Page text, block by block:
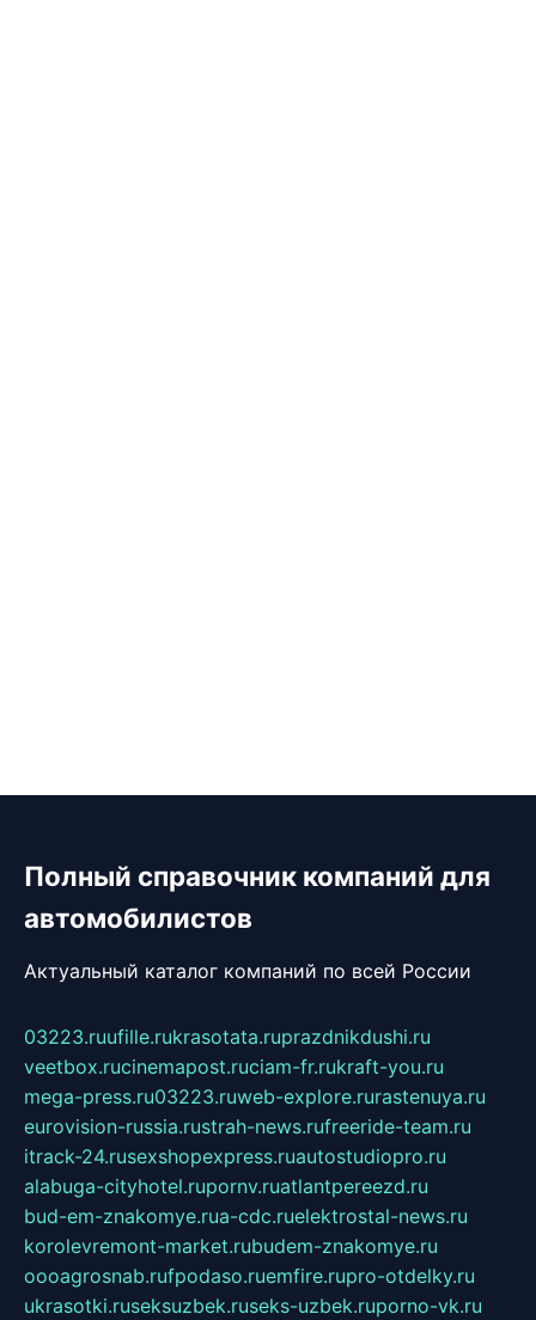
Полный справочник компаний для
автомобилистов
Актуальный каталог компаний по всей России
03223.ruufille.rukrasotata.ruprazdnikdushi.ru
veetbox.rucinemapost.ruciam-fr.rukraft-you.ru
mega-press.ru03223.ruweb-explore.rurastenuya.ru
eurovision-russia.rustrah-news.rufreeride-team.ru
itrack-24.rusexshopexpress.ruautostudiopro.ru
alabuga-cityhotel.rupornv.ruatlantpereezd.ru
bud-em-znakomye.rua-cdc.ruelektrostal-news.ru
korolevremont-market.rubudem-znakomye.ru
oooagrosnab.rufpodaso.ruemfire.rupro-otdelky.ru
ukrasotki.ruseksuzbek.ruseks-uzbek.ruporno-vk.ru